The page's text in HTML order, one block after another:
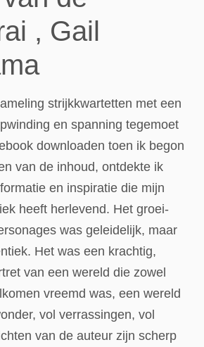
, Gail
strijkkwartetten met een
en spanning tegemoet
downloaden toen ik begon
van de inhoud, ontdekte ik
en inspiratie die mijn
heeft herlevend. Het groei-
was geleidelijk, maar
Het was een krachtig,
van een wereld die zowel
vreemd was, een wereld
vol verrassingen, vol
van de auteur zijn scherp